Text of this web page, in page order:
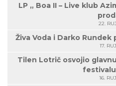
LP „ Boa II – Live klub
22.
Živa Voda i Darko
17.
Tilen Lotrič osvojio
16.